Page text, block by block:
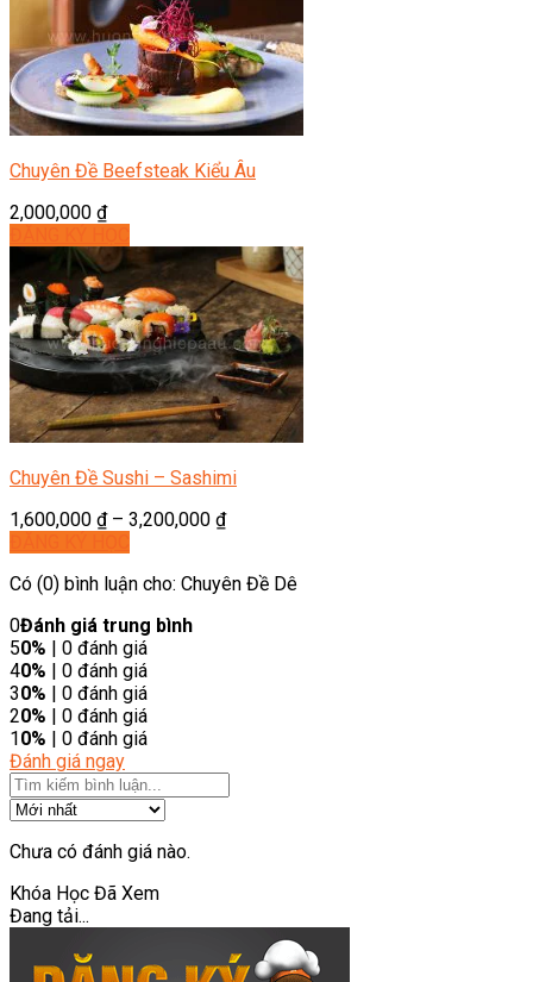
Chuyên Đề Beefsteak Kiểu Âu
2,000,000 ₫
Chuyên Đề Sushi – Sashimi
1,600,000 ₫– 3,200,000 ₫
Có (0) bình luận cho: Chuyên Đề Dê
0Đánh giá trung bình
50% | 0 đánh giá
40% | 0 đánh giá
30% | 0 đánh giá
20% | 0 đánh giá
10% | 0 đánh giá
Đánh giá ngay
Chưa có đánh giá nào.
Khóa Học Đã Xem
Đang tải...